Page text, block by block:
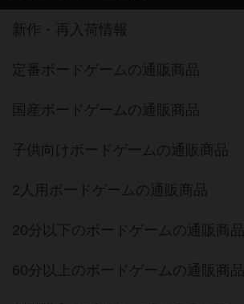
新作・再入荷情報
定番ボードゲームの通販商品
国産ボードゲームの通販商品
子供向けボードゲームの通販商品
2人用ボードゲームの通販商品
20分以下のボードゲームの通販商品
60分以上のボードゲームの通販商品